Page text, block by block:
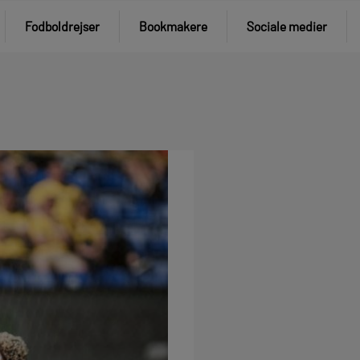
Fodboldrejser Bookmakere Sociale medier